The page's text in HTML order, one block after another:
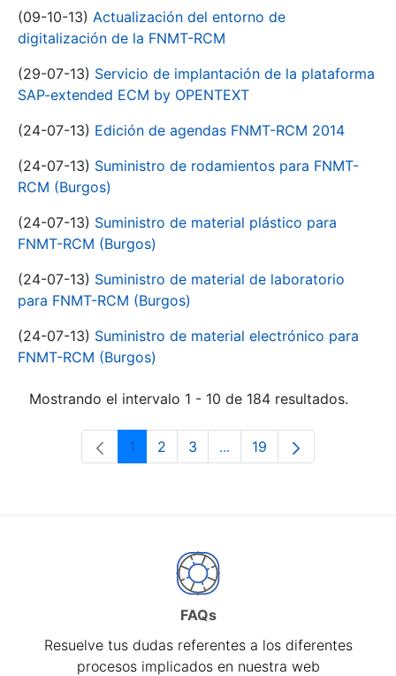
(09-10-13) Actualización del entorno de
digitalización de la FNMT-RCM
(29-07-13) Servicio de implantación de la plataforma
SAP-extended ECM by OPENTEXT
(24-07-13) Edición de agendas FNMT-RCM 2014
(24-07-13) Suministro de rodamientos para FNMT-
RCM (Burgos)
(24-07-13) Suministro de material plástico para
FNMT-RCM (Burgos)
(24-07-13) Suministro de material de laboratorio
para FNMT-RCM (Burgos)
(24-07-13) Suministro de material electrónico para
FNMT-RCM (Burgos)
Mostrando el intervalo 1 - 10 de 184 resultados.
Página
1 Página
2 Página
3 ...Páginas intermedias Use
Página
19
FAQs
Resuelve tus dudas referentes a los diferentes
procesos implicados en nuestra web